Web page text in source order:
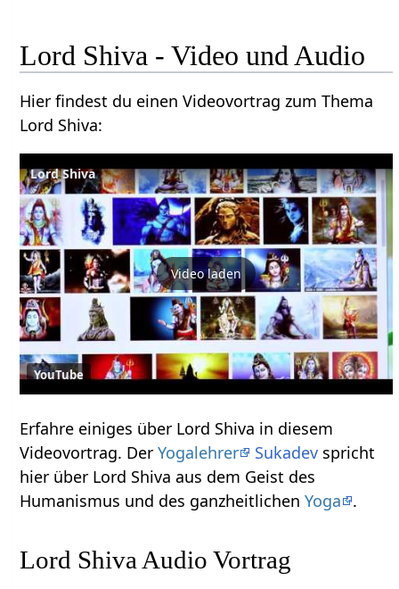
Lord Shiva‏‎ - Video und Audio
Hier findest du einen Videovortrag zum Thema
Lord Shiva‏‎:
Lord Shiva
Video laden
YouTube
Erfahre einiges über Lord Shiva‏‎ in diesem
Videovortrag. DerYogalehrer Sukadev spricht
hier über Lord Shiva‏‎ aus dem Geist des
Humanismus und des ganzheitlichenYoga .
Lord Shiva‏‎ Audio Vortrag